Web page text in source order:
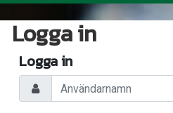
Logga in
Logga in
Användarnamn